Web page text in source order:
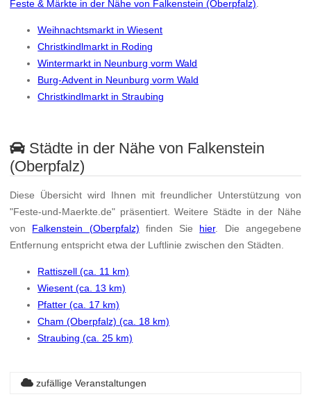
Feste & Märkte in der Nähe von Falkenstein (Oberpfalz)
Weihnachtsmarkt in Wiesent
Christkindlmarkt in Roding
Wintermarkt in Neunburg vorm Wald
Burg-Advent in Neunburg vorm Wald
Christkindlmarkt in Straubing
Städte in der Nähe von Falkenstein
(Oberpfalz)
Diese Übersicht wird Ihnen mit freundlicher Unterstützung von
"Feste-und-Maerkte.de" präsentiert. Weitere Städte in der Nähe
von Falkenstein (Oberpfalz) finden Sie hier. Die angegebene
Entfernung entspricht etwa der Luftlinie zwischen den Städten.
Rattiszell (ca. 11 km)
Wiesent (ca. 13 km)
Pfatter (ca. 17 km)
Cham (Oberpfalz) (ca. 18 km)
Straubing (ca. 25 km)
zufällige Veranstaltungen